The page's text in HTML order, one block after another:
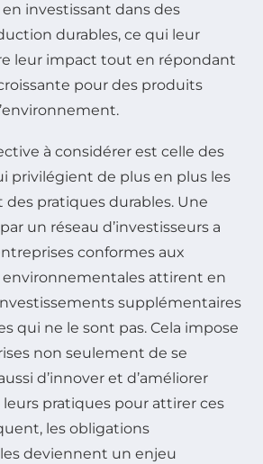
investissant dans des
durables, ce qui leur
leur impact tout en répondant
pour des produits
à considérer est celle des
privilégient de plus en plus les
pratiques durables. Une
un réseau d’investisseurs a
conformes aux
attirent en
supplémentaires
qui ne le sont pas. Cela impose
non seulement de se
d’innover et d’améliorer
pratiques pour attirer ces
les obligations
deviennent un enjeu